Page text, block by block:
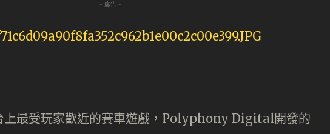
- 廣告 -
最受玩家歡近的賽車遊戲，Polyphony Digital開發的